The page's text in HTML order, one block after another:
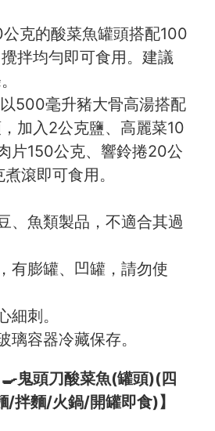
克的酸菜魚罐頭搭配100
拌均勻即可食用。建議
500毫升豬大骨高湯搭配
加入2公克鹽、高麗菜10
片150公克、響鈴捲20公
滾即可食用。
、魚類製品，不適合其過
有膨罐、凹罐，請勿使
細刺。
璃容器冷藏保存。
鬼頭刀酸菜魚(罐頭)(四
/拌麵/火鍋/開罐即食)】